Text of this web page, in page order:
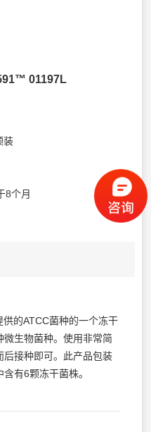
01197L
装
8个月
的ATCC菌种的一个冻干
生物菌种。使用非常简
后接种即可。此产品包装
有6颗冻干菌株。